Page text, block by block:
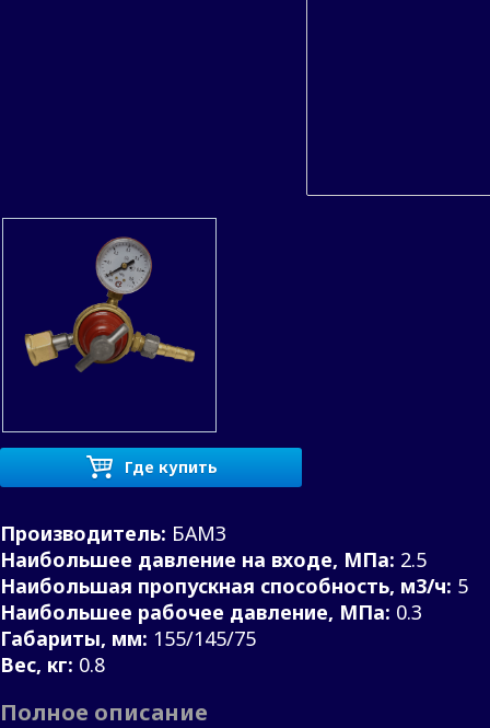
Где купить
Производитель: БАМЗ
Наибольшее давление на входе, МПа: 2.5
Наибольшая пропускная способность, м3/ч: 5
Наибольшее рабочее давление, МПа: 0.3
Габариты, мм: 155/145/75
Вес, кг: 0.8
Полное описание